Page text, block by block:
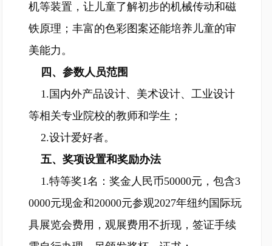
机等装置，让儿童了解初步的机械传动和磁
铁原理；丰富的色彩图案还能培养儿童的审
美能力。
四、参数人员范围
1.国内外产品设计、美术设计、工业设计
等相关专业院校的教师和学生；
2.设计爱好者。
五、奖项设置和奖励办法
1.特等奖1名：奖金人民币50000元，包含3
0000元现金和20000元参观2027年纽约国际玩
具展览会费用，观展费用不折现，签证手续